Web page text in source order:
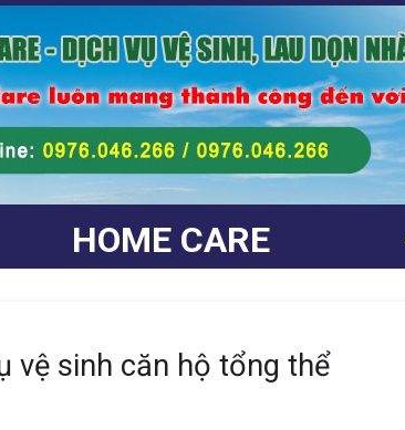
HOME CARE
vệ sinh căn hộ tổng thể